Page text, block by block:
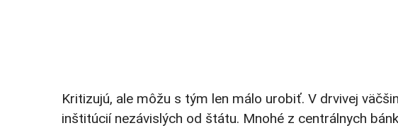
Kritizujú, ale môžu s tým len málo urobiť. V drvivej
inštitúcií nezávislých od štátu. Mnohé z centrálnych